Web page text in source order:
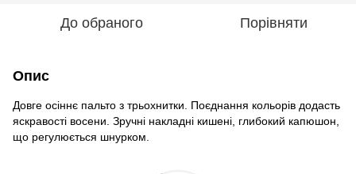
До обраного Порівняти
Опис
Довге осіннє пальто з трьохнитки. Поєднання кольорів додасть
яскравості восени. Зручні накладні кишені, глибокий капюшон,
що регулюється шнурком.